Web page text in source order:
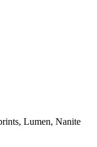
Lumen, Nanite